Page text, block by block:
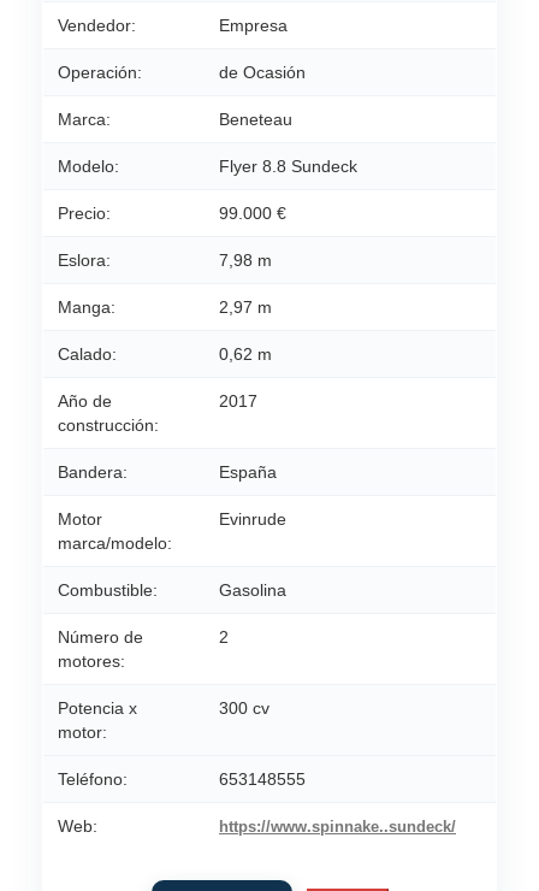
Vendedor: Empresa
Operación: de Ocasión
Marca: Beneteau
Modelo: Flyer 8.8 Sundeck
Precio: 99.000 €
Eslora: 7,98 m
Manga: 2,97 m
Calado: 0,62 m
Año de
construcción:
2017
Bandera: España
Motor
marca/modelo:
Evinrude
Combustible: Gasolina
Número de
motores:
2
Potencia x
motor:
300 cv
Teléfono: 653148555
Web: https://www.spinnake..sundeck/